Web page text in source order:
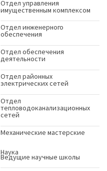
Отдел управления
имущественным комплексом
Отдел инженерного
обеспечения
Отдел обеспечения
деятельности
Отдел районных
электрических сетей
Отдел
тепловодоканализационных
сетей
Механические мастерские
Наука
Ведущие научные школы